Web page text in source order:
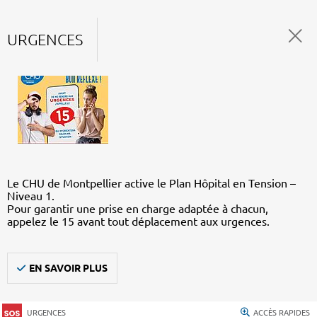
URGENCES
Le CHU de Montpellier active le Plan Hôpital en Tension –
Niveau 1.
Pour garantir une prise en charge adaptée à chacun,
appelez le 15 avant tout déplacement aux urgences.
EN SAVOIR PLUS
URGENCES ACCÈS RAPIDES